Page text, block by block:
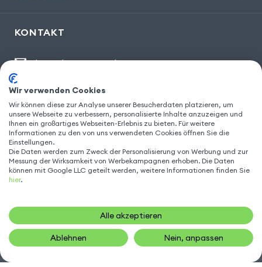
KONTAKT
kontakt@gsm55.de
30, bis rue Girard
FOLGEN SIE UNS
Wir verwenden Cookies
Wir können diese zur Analyse unserer Besucherdaten platzieren, um
unsere Webseite zu verbessern, personalisierte Inhalte anzuzeigen und
Ihnen ein großartiges Webseiten-Erlebnis zu bieten. Für weitere
Informationen zu den von uns verwendeten Cookies öffnen Sie die
Einstellungen.
Die Daten werden zum Zweck der Personalisierung von Werbung und zur
Messung der Wirksamkeit von Werbekampagnen erhoben. Die Daten
können mit Google LLC geteilt werden, weitere Informationen finden Sie
hier.
Alle akzeptieren
Ablehnen Nein, anpassen